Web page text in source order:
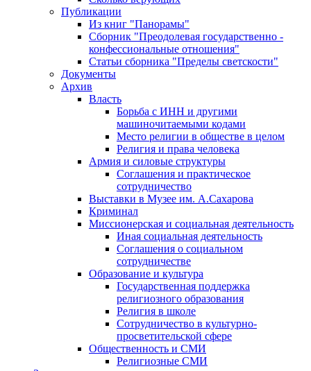
Публикации
Из книг "Панорамы"
Сборник "Преодолевая государственно -
конфессиональные отношения"
Статьи сборника "Пределы светскости"
Документы
Архив
Власть
Борьба с ИНН и другими
машиночитаемыми кодами
Место религии в обществе в целом
Религия и права человека
Армия и силовые структуры
Соглашения и практическое
сотрудничество
Выставки в Музее им. А.Сахарова
Криминал
Миссионерская и социальная деятельность
Иная социальная деятельность
Соглашения о социальном
сотрудничестве
Образование и культура
Государственная поддержка
религиозного образования
Религия в школе
Сотрудничество в культурно-
просветительской сфере
Общественность и СМИ
Религиозные СМИ